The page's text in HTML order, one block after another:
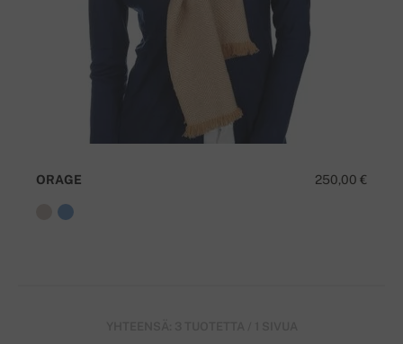
250,00 €
ORAGE